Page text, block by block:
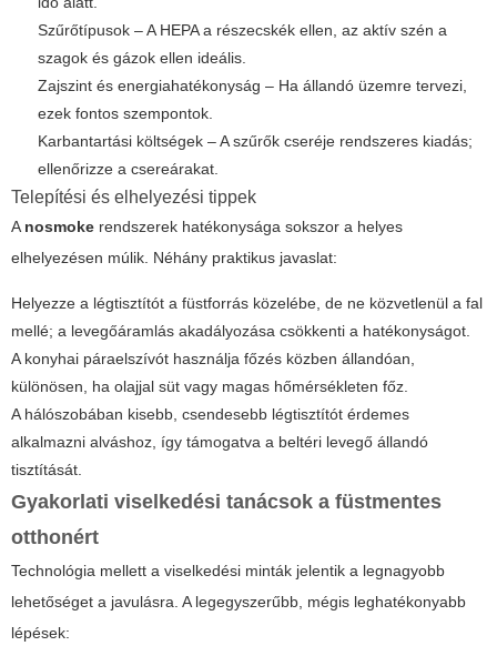
Szűrőtípusok – A HEPA a részecskék ellen, az aktív szén a
szagok és gázok ellen ideális.
Zajszint és energiahatékonyság – Ha állandó üzemre tervezi,
ezek fontos szempontok.
Karbantartási költségek – A szűrők cseréje rendszeres kiadás;
ellenőrizze a csereárakat.
Telepítési és elhelyezési tippek
Anosmoke rendszerek hatékonysága sokszor a helyes
elhelyezésen múlik. Néhány praktikus javaslat:
Helyezze a légtisztítót a füstforrás közelébe, de ne közvetlenül a fal
mellé; a levegőáramlás akadályozása csökkenti a hatékonyságot.
A konyhai páraelszívót használja főzés közben állandóan,
különösen, ha olajjal süt vagy magas hőmérsékleten főz.
A hálószobában kisebb, csendesebb légtisztítót érdemes
alkalmazni alváshoz, így támogatva a beltéri levegő állandó
tisztítását.
Gyakorlati viselkedési tanácsok a füstmentes
otthonért
Technológia mellett a viselkedési minták jelentik a legnagyobb
lehetőséget a javulásra. A legegyszerűbb, mégis leghatékonyabb
lépések: